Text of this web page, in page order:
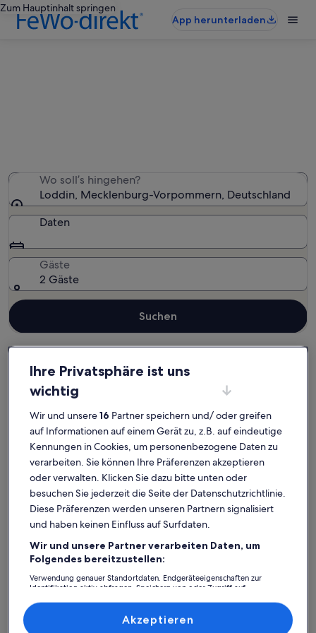
Zum Hauptinhalt springen
App herunterladen
Wo soll’s hingehen?
Loddin, Mecklenburg-Vorpommern, Deutschland
Daten
Gäste
2 Gäste
Suchen
Ferienwohnungen und Apartments in Loddin
Loddin: Entdecke
Ferienwohnungen und
Apartments
Weitere Infos zu Zwei-Raum-Ferienwohnung in Strandnähe
Weitere
Ihre Privatsphäre ist uns
wichtig
Wir und unsere16 Partner speichern und/ oder greifen
auf Informationen auf einem Gerät zu, z.B. auf eindeutige
Kennungen in Cookies, um personenbezogene Daten zu
verarbeiten. Sie können Ihre Präferenzen akzeptieren
oder verwalten. Klicken Sie dazu bitte unten oder
besuchen Sie jederzeit die Seite der Datenschutzrichtlinie.
Diese Präferenzen werden unseren Partnern signalisiert
und haben keinen Einfluss auf Surfdaten.
Wir und unsere Partner verarbeiten Daten, um
Folgendes bereitzustellen:
Verwendung genauer Standortdaten. Endgeräteeigenschaften zur
Identifikation aktiv abfragen. Speichern von oder Zugriff auf
Inhalte, Messung von Werbeleistung und der Performance von Inhalten,
Zielgruppenforschung sowie Entwicklung und Verbesserung von
Akzeptieren